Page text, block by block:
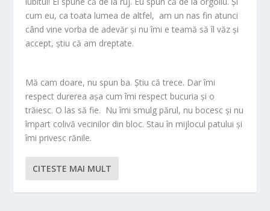
cum eu, ca toata lumea de altfel, am un nas fin atunci
când vine vorba de adevăr și nu îmi e teamă să îl văz și
accept, știu că am dreptate.
Mă cam doare, nu spun ba. Știu că trece. Dar îmi
respect durerea așa cum îmi respect bucuria și o
trăiesc. O las să fie. Nu îmi smulg părul, nu bocesc și nu
împart colivă vecinilor din bloc. Stau în mijlocul patului și
îmi privesc rănile.
CITESTE MAI MULT